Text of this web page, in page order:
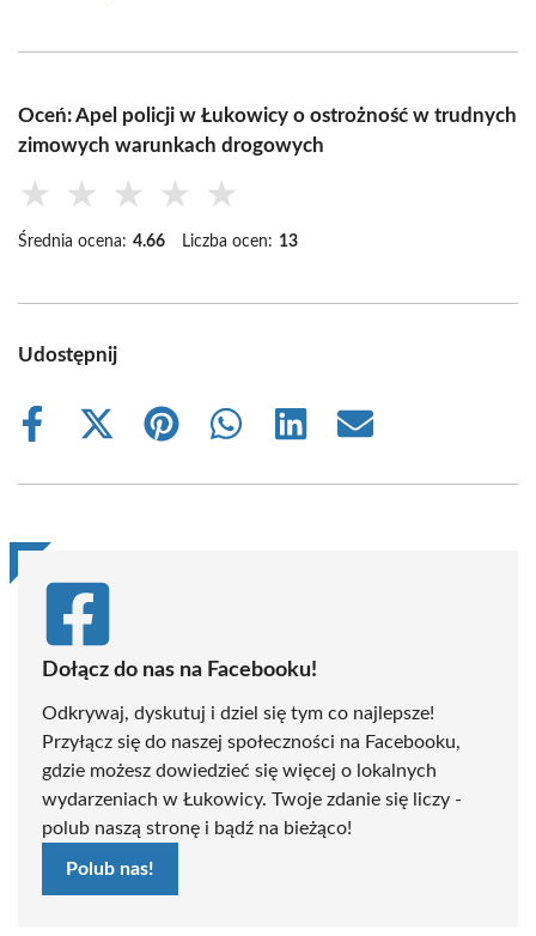
Oceń: Apel policji w Łukowicy o ostrożność w trudnych
zimowych warunkach drogowych
★ ★ ★ ★ ★
Średnia ocena: 4.66 Liczba ocen: 13
Udostępnij
Share
Share
(Twitter)
Share
Share
Share
Share
Dołącz do nas na Facebooku!
Odkrywaj, dyskutuj i dziel się tym co najlepsze!
Przyłącz się do naszej społeczności na Facebooku,
gdzie możesz dowiedzieć się więcej o lokalnych
wydarzeniach w Łukowicy. Twoje zdanie się liczy -
polub naszą stronę i bądź na bieżąco!
Polub nas!